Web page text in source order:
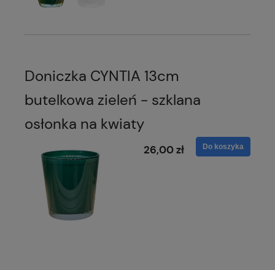
Doniczka CYNTIA 13cm
butelkowa zieleń - szklana
osłonka na kwiaty
26,00 zł Do koszyka